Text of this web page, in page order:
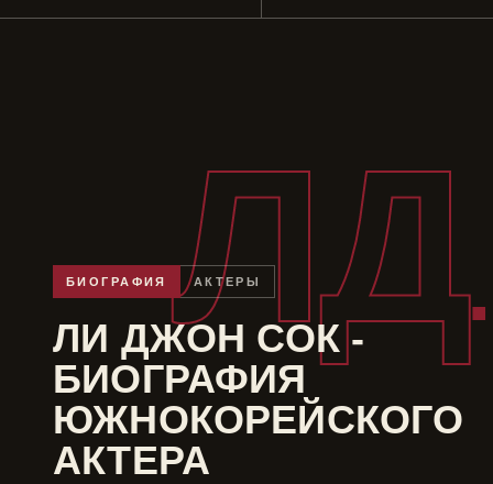
ЛД
БИОГРАФИЯ АКТЕРЫ
ЛИ ДЖОН СОК -
БИОГРАФИЯ
ЮЖНОКОРЕЙСКОГО
АКТЕРА